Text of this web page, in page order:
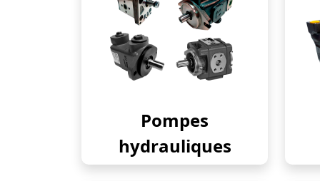
Pompes
hydrauliques